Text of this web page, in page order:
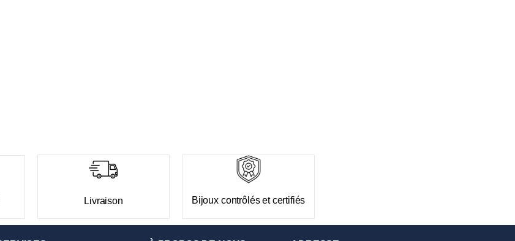
Livraison Bijoux contrôlés et certifiés